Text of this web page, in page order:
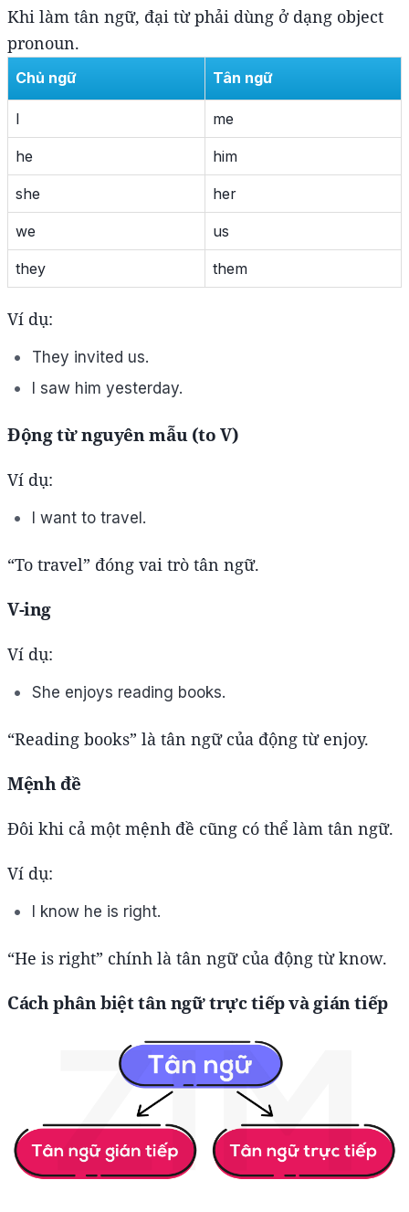
Khi làm tân ngữ, đại từ phải dùng ở dạng object
pronoun.
Chủ ngữ Tân ngữ
I me
he him
she her
we us
they them
Ví dụ:
They invited us.
I saw him yesterday.
Động từ nguyên mẫu (to V)
Ví dụ:
I want to travel.
“To travel” đóng vai trò tân ngữ.
V-ing
Ví dụ:
She enjoys reading books.
“Reading books” là tân ngữ của động từ enjoy.
Mệnh đề
Đôi khi cả một mệnh đề cũng có thể làm tân ngữ.
Ví dụ:
I know he is right.
“He is right” chính là tân ngữ của động từ know.
Cách phân biệt tân ngữ trực tiếp và gián tiếp